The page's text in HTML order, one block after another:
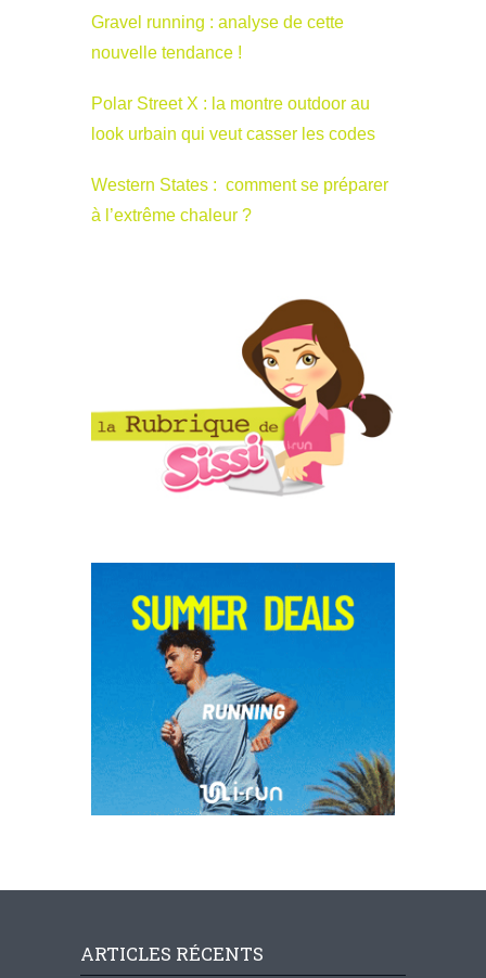
Gravel running : analyse de cette
nouvelle tendance !
Polar Street X : la montre outdoor au
look urbain qui veut casser les codes
Western States : comment se préparer
à l’extrême chaleur ?
ARTICLES RÉCENTS